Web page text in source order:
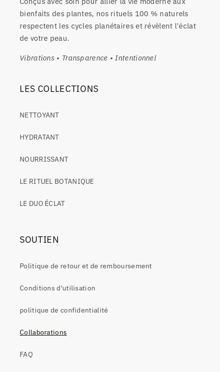
bienfaits des plantes, nos rituels 100 % naturels
respectent les cycles planétaires et révèlent l'éclat
de votre peau.
Vibrations • Transparence • Intentionnel
LES COLLECTIONS
NETTOYANT
HYDRATANT
NOURRISSANT
LE RITUEL BOTANIQUE
LE DUO ÉCLAT
SOUTIEN
Politique de retour et de remboursement
Conditions d'utilisation
politique de confidentialité
Collaborations
FAQ